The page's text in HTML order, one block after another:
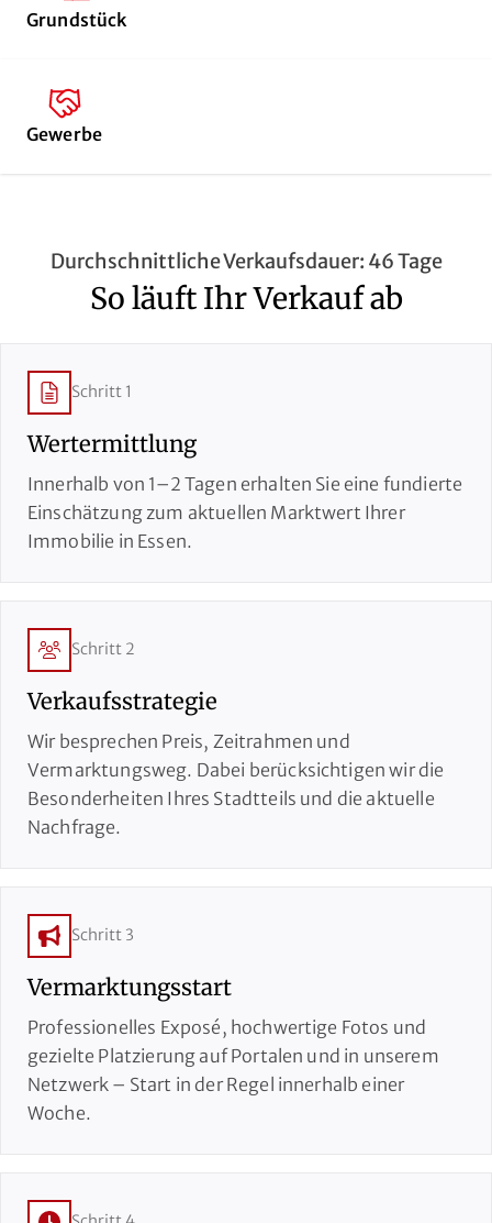
Grundstück
Gewerbe
Durchschnittliche Verkaufsdauer: 46 Tage
So läuft Ihr Verkauf ab
Schritt 1
Wertermittlung
Innerhalb von 1–2 Tagen erhalten Sie eine fundierte
Einschätzung zum aktuellen Marktwert Ihrer
Immobilie in Essen.
Schritt 2
Verkaufsstrategie
Wir besprechen Preis, Zeitrahmen und
Vermarktungsweg. Dabei berücksichtigen wir die
Besonderheiten Ihres Stadtteils und die aktuelle
Nachfrage.
Schritt 3
Vermarktungsstart
Professionelles Exposé, hochwertige Fotos und
gezielte Platzierung auf Portalen und in unserem
Netzwerk – Start in der Regel innerhalb einer
Woche.